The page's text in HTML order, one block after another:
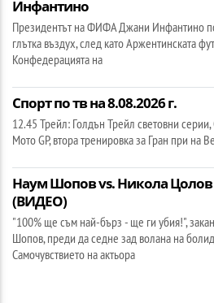
Инфантино
Президентът на ФИФА Джани Инфантино
глътка въздух, след като Аржентинската
Конфедерацията на
Спорт по тв на 8.08.2026 г.
12.45 Трейл: Голдън Трейл световни
Мото GP, втора тренировка за Гран при на
Наум Шопов vs. Никола
(ВИДЕО)
"100% ще съм най-бърз - ще ги убия!",
Шопов, преди да седне зад волана на
Самочувствието на актьора